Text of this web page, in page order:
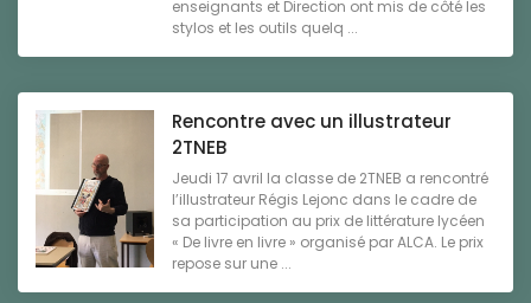
enseignants et Direction ont mis de côté les
stylos et les outils quelq ...
Rencontre avec un illustrateur
2TNEB
Jeudi 17 avril la classe de 2TNEB a rencontré
l’illustrateur Régis Lejonc dans le cadre de
sa participation au prix de littérature lycéen
« De livre en livre » organisé par ALCA. Le prix
repose sur une ...